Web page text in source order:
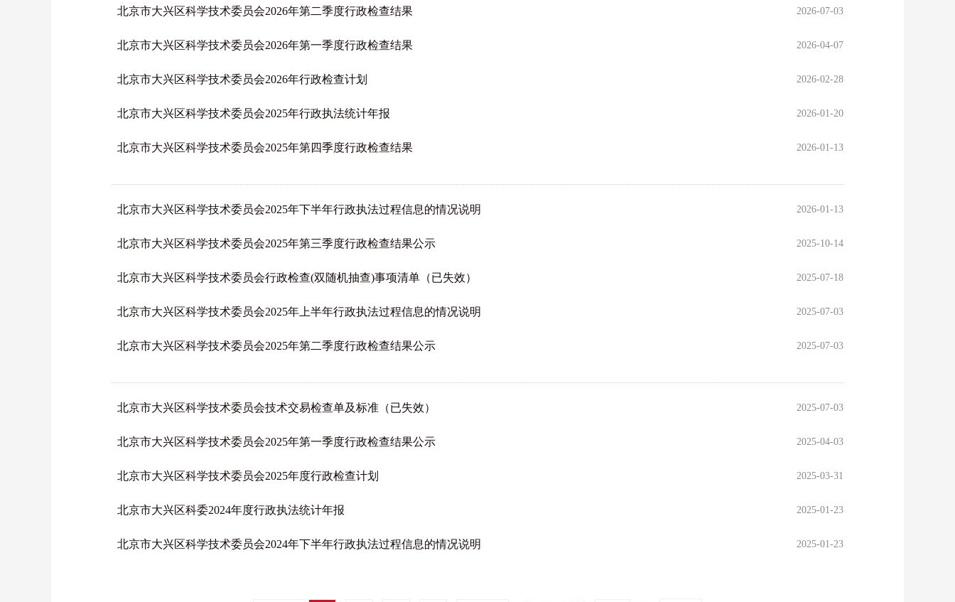
北京市大兴区科学技术委员会2026年第二季度行政检查结果 2026-07-03
北京市大兴区科学技术委员会2026年第一季度行政检查结果 2026-04-07
北京市大兴区科学技术委员会2026年行政检查计划 2026-02-28
北京市大兴区科学技术委员会2025年行政执法统计年报 2026-01-20
北京市大兴区科学技术委员会2025年第四季度行政检查结果 2026-01-13
北京市大兴区科学技术委员会2025年下半年行政执法过程信息的情况说明 2026-01-13
北京市大兴区科学技术委员会2025年第三季度行政检查结果公示 2025-10-14
北京市大兴区科学技术委员会行政检查(双随机抽查)事项清单（已失效） 2025-07-18
北京市大兴区科学技术委员会2025年上半年行政执法过程信息的情况说明 2025-07-03
北京市大兴区科学技术委员会2025年第二季度行政检查结果公示 2025-07-03
北京市大兴区科学技术委员会技术交易检查单及标准（已失效） 2025-07-03
北京市大兴区科学技术委员会2025年第一季度行政检查结果公示 2025-04-03
北京市大兴区科学技术委员会2025年度行政检查计划 2025-03-31
北京市大兴区科委2024年度行政执法统计年报 2025-01-23
北京市大兴区科学技术委员会2024年下半年行政执法过程信息的情况说明 2025-01-23